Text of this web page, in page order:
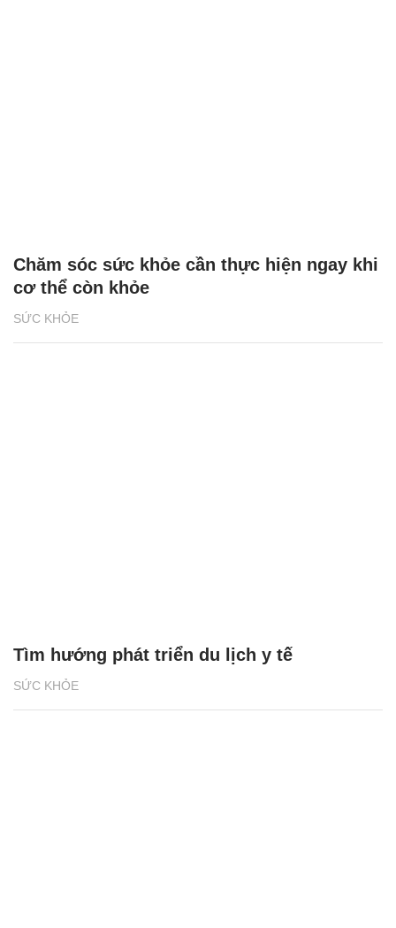
SỨC KHỎE
Chăm sóc sức khỏe cần thực hiện ngay khi
cơ thể còn khỏe
SỨC KHỎE
Tìm hướng phát triển du lịch y tế